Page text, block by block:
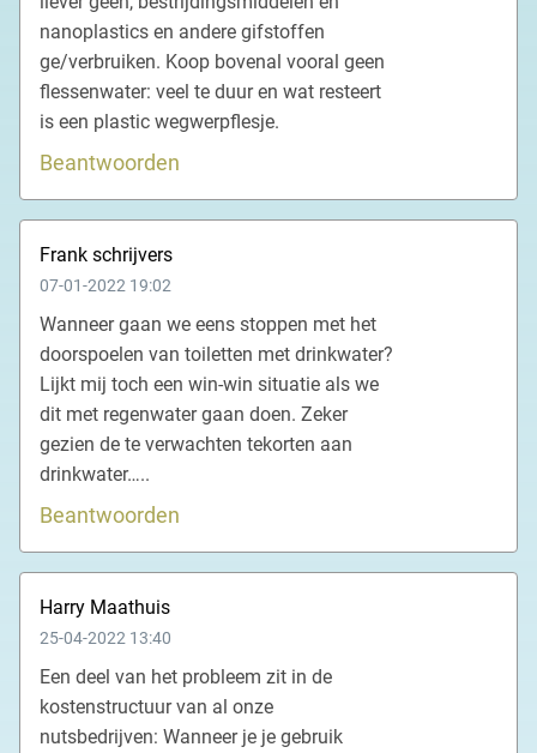
nanoplastics en andere gifstoffen
ge/verbruiken. Koop bovenal vooral geen
flessenwater: veel te duur en wat resteert
is een plastic wegwerpflesje.
Beantwoorden
Frank schrijvers
07-01-2022 19:02
Wanneer gaan we eens stoppen met het
doorspoelen van toiletten met drinkwater?
Lijkt mij toch een win-win situatie als we
dit met regenwater gaan doen. Zeker
gezien de te verwachten tekorten aan
drinkwater…..
Beantwoorden
Harry Maathuis
25-04-2022 13:40
Een deel van het probleem zit in de
kostenstructuur van al onze
nutsbedrijven: Wanneer je je gebruik